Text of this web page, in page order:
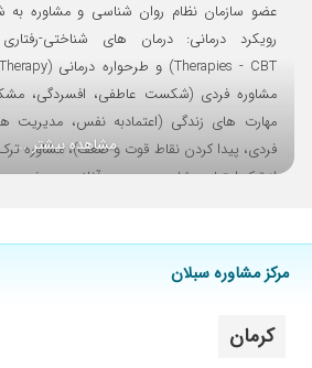
مشاوره فردی (شکست عاطفی، افسردگی،
مهارت های زندگی (اعتمادبه نفس، مدیریت
فردی، پیدا کردن نقاط قوت و ضعف)، مشاوره
از ترک اعتیاد. مشاوره به صورت آنلاین و حضوری.
مشاهده بیشتر ...
مرکز مشاوره سبلان
کرمان